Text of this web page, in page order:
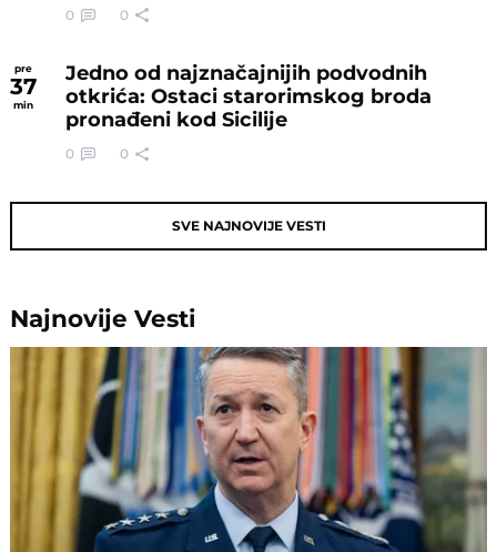
0 0
pre
37
min
Jedno od najznačajnijih podvodnih
otkrića: Ostaci starorimskog broda
pronađeni kod Sicilije
0 0
SVE NAJNOVIJE VESTI
NajnovijeVesti